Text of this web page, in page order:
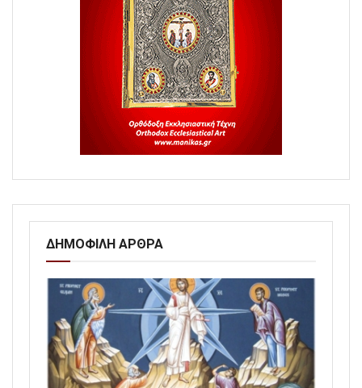
ΔΗΜΟΦΙΛΗ ΑΡΘΡΑ